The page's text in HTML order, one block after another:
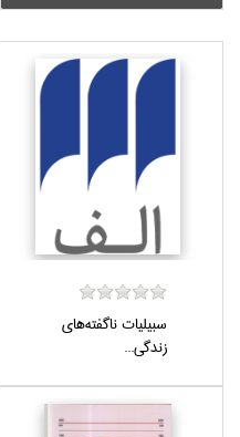
سبيليات ناگفته‌هاي
زندگي...